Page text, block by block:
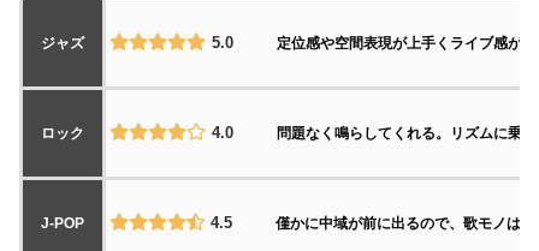
ジャズ 5.0 定位感や空間表現が上手くライブ感が際
ロック 4.0 問題なく鳴らしてくれる。リズムに乗っ
J-POP 4.5 僅かに中域が前に出るので、歌モノは聞